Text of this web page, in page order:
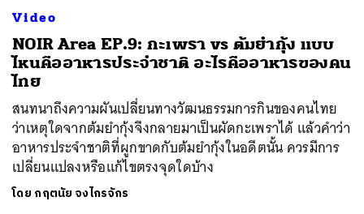
Video
NOIR Area EP.9: กะเพรา vs ต้มยำกุ้ง แบบ
ไหนคืออาหารประจำชาติ อะไรคืออาหารของคน
ไทย
สนทนาถึงความผันเปลี่ยนทางวัฒนธรรมการกินของคนไทย
ว่าเหตุใดจากต้มยำกุ้งจึงกลายมาเป็นผัดกะเพราได้ แล้วคำว่า
อาหารประจำชาติที่ผูกขาดกับต้มยำกุ้งในอดีตนั้น ควรมีการ
เปลี่ยนแปลงหรือแก้ไขตรงจุดใดบ้าง
โดย กฤตนัย จงไกรจักร